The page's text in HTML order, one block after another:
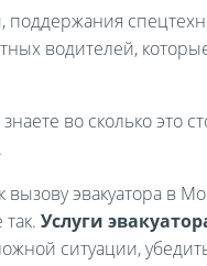
водителей,
во сколько это
эвакуатора в
Услуги
ситуации,